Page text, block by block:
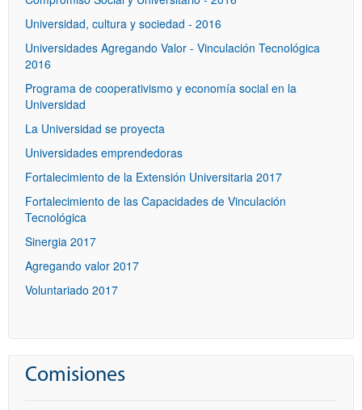
Universidad, cultura y sociedad - 2016
Universidades Agregando Valor - Vinculación Tecnológica
2016
Programa de cooperativismo y economía social en la
Universidad
La Universidad se proyecta
Universidades emprendedoras
Fortalecimiento de la Extensión Universitaria 2017
Fortalecimiento de las Capacidades de Vinculación
Tecnológica
Sinergia 2017
Agregando valor 2017
Voluntariado 2017
Comisiones